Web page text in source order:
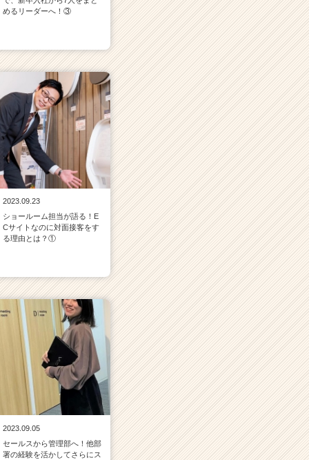
めるリーダーへ！③
2023.09.23
ショールーム担当が語る！E
Cサイトなのに対面接客をす
る理由とは？①
2023.09.05
セールスから管理部へ！他部
署の経験を活かしてさらにス